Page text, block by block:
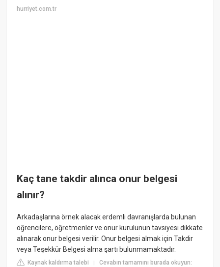
hurriyet.com.tr
Kaç tane takdir alınca onur belgesi
alınır?
Arkadaşlarına örnek alacak erdemli davranışlarda bulunan
öğrencilere, öğretmenler ve onur kurulunun tavsiyesi dikkate
alınarak onur belgesi verilir. Onur belgesi almak için Takdir
veya Teşekkür Belgesi alma şartı bulunmamaktadır.
Kaynak kaldırma talebi |Cevabın tamamını burada okuyun: